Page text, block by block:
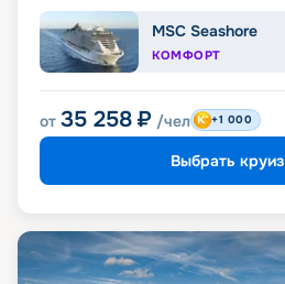
MSC Seashore
КОМФОРТ
от 35 258 ₽ /чел +1 000
Выбрать круиз